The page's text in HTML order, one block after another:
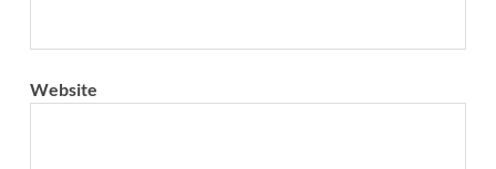
Website